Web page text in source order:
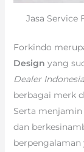
Jasa Service
Forkindo
Design yang
Dealer Indonesia
berbagai merk
Serta
dan